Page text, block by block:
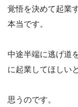
覚悟を決めて起業
本当です。
中途半端に逃げ道
に起業してほしいと
思うのです。